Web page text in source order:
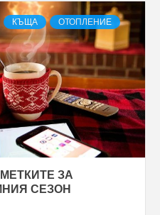
КЪЩА ОТОПЛЕНИЕ
ЗА
СЕЗОН